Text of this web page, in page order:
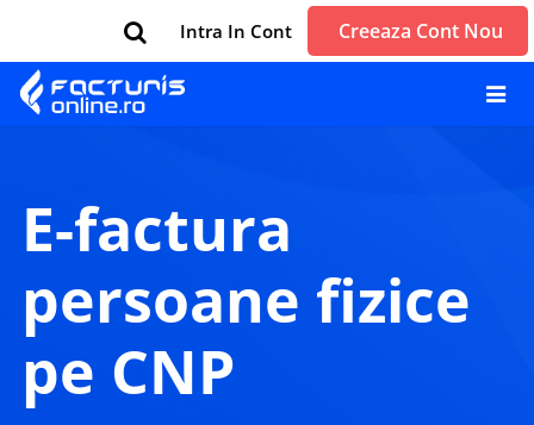
Intra In Cont Creeaza Cont Nou
e-factura
persoane fizice
pe CNP